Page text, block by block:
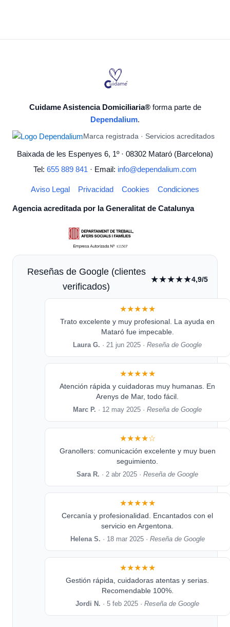
Cuidame Asistencia Domiciliaria®forma parte de
Dependalium.
Marca registrada · Servicios acreditados
Baixada de les Espenyes 6, 1º · 08302 Mataró (Barcelona)
Tel: 655 889 841 · Email: info@dependalium.com
Aviso Legal Privacidad Cookies Condiciones
Agencia acreditada por la Generalitat de Catalunya
Reseñas de Google (clientes
verificados)
★★★★★4,9/5
★★★★★
Trato excelente y muy profesional. La ayuda en
Mataró fue impecable.
Laura G. · 21 jun 2025 ·Reseña de Google
★★★★★
Atención rápida y cuidadoras muy humanas. En
Arenys de Mar, todo fácil.
Marc P. · 12 may 2025 ·Reseña de Google
★★★★☆
Granollers: comunicación excelente y muy buen
seguimiento.
Sara R. · 2 abr 2025 ·Reseña de Google
★★★★★
Cercanía y profesionalidad. Encantados con el
servicio en Argentona.
Helena S. · 18 mar 2025 · Reseña de Google
★★★★★
Gestión rápida, cuidadoras atentas y serias.
Recomendable 100%.
Jordi N. · 5 feb 2025 ·Reseña de Google